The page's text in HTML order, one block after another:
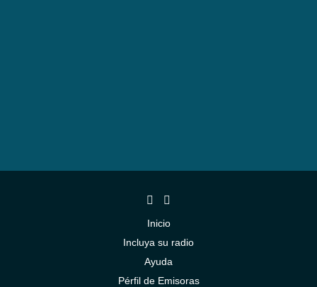
Inicio
Incluya su radio
Ayuda
Pérfil de Emisoras